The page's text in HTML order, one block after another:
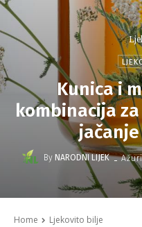
Kunica i
kombinacija
By NARODNI LIJEK -
Home Ljekovito bilje